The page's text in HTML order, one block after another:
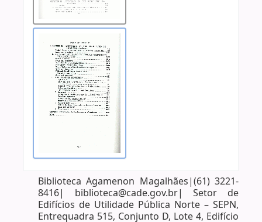
Biblioteca Agamenon Magalhães|(61) 3221-
8416| biblioteca@cade.gov.br| Setor de
Edifícios de Utilidade Pública Norte – SEPN,
Entrequadra 515, Conjunto D, Lote 4, Edifício